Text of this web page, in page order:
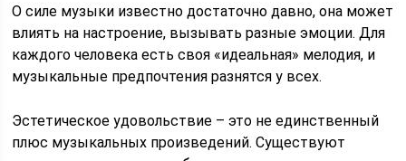
О силе музыки известно достаточно давно, она может
влиять на настроение, вызывать разные эмоции. Для
каждого человека есть своя «идеальная» мелодия, и
музыкальные предпочтения разнятся у всех.
Эстетическое удовольствие – это не единственный
плюс музыкальных произведений. Существуют